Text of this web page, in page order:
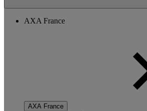
AXA France
AXA France